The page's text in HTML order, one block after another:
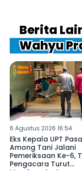
Berita
Wahyu
6 Agustus 2026 16:54
Eks Kepala UPT
Among Tani Jalani
Pemeriksaan Ke-6,
Pengacara Turut
Mendampingi